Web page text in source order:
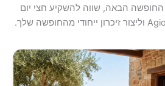
החופשה הבאה, שווה להשקיע חצי יום